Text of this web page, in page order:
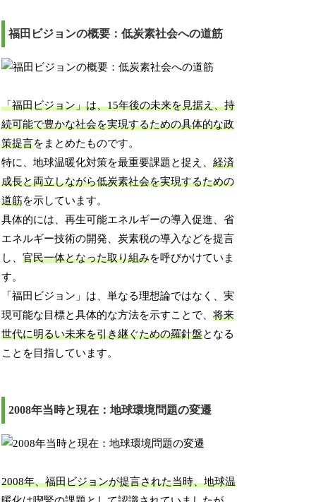
福田ビジョンの概要：低炭素社会への道筋
「福田ビジョン」は、15年後の未来を見据え、持
続可能で豊かな社会を実現するための具体的な政
策提言をまとめたものです。
特に、地球温暖化対策を最重要課題と捉え、経済
成長と両立しながら低炭素社会を実現するための
道筋を示しています。
具体的には、再生可能エネルギーの導入促進、省
エネルギー技術の開発、炭素税の導入などを提言
し、官民一体となった取り組みを呼びかけていま
す。
「福田ビジョン」は、単なる理想論ではなく、実
現可能な目標と具体的な方法を示すことで、将来
世代に明るい未来を引き継ぐための羅針盤となる
ことを目指しています。
2008年当時と現在：地球環境問題の変遷
2008年、福田ビジョンが提言された当時、地球温